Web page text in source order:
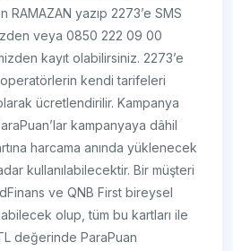
yazıp 2273’e SMS
veya 0850 222 09 00
kayıt olabilirsiniz. 2273’e
kendi tarifeleri
ücretlendirilir. Kampanya
kampanyaya dâhil
harcama anında yüklenecek
kullanılabilecektir. Bir müşteri
ve QNB First bireysel
olup, tüm bu kartları ile
değerinde ParaPuan